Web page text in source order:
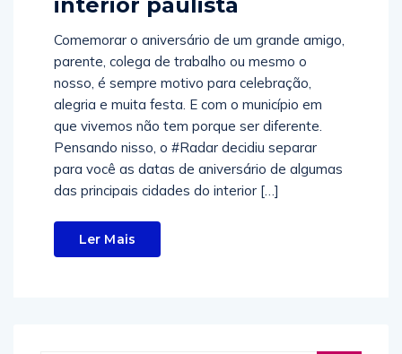
Comemorar o aniversário de um grande amigo,
parente, colega de trabalho ou mesmo o
nosso, é sempre motivo para celebração,
alegria e muita festa. E com o município em
que vivemos não tem porque ser diferente.
Pensando nisso, o #Radar decidiu separar
para você as datas de aniversário de algumas
das principais cidades do interior […]
Ler Mais